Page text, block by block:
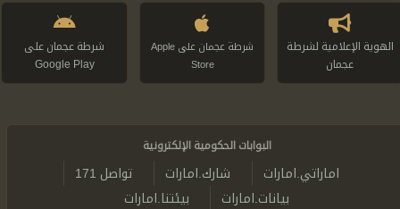
الهوية الإعلامية لشرطة
عجمان
شرطة عجمان على Apple
Store
شرطة عجمان على
Google Play
البوابات الحكومية الإلكترونية
اماراتي.امارات شارك.امارات
تواصل 171
بيانات.امارات
بيئتنا.امارات